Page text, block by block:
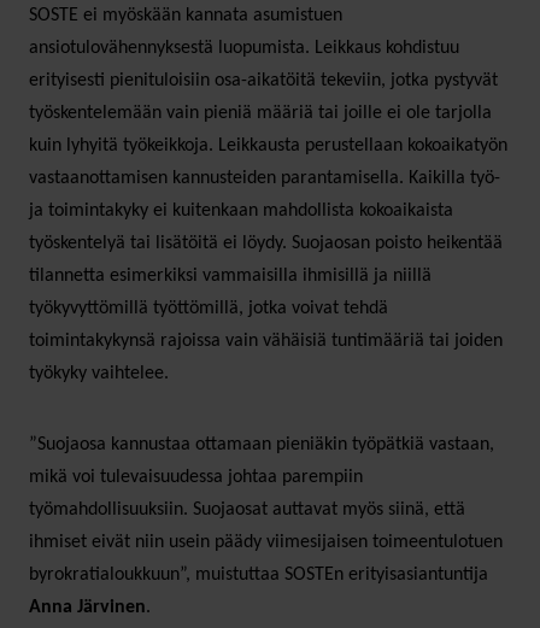
SOSTE ei myöskään kannata asumistuen
ansiotulovähennyksestä luopumista. Leikkaus kohdistuu
erityisesti pienituloisiin osa-aikatöitä tekeviin, jotka pystyvät
työskentelemään vain pieniä määriä tai joille ei ole tarjolla
kuin lyhyitä työkeikkoja. Leikkausta perustellaan kokoaikatyön
vastaanottamisen kannusteiden parantamisella. Kaikilla työ-
ja toimintakyky ei kuitenkaan mahdollista kokoaikaista
työskentelyä tai lisätöitä ei löydy. Suojaosan poisto heikentää
tilannetta esimerkiksi vammaisilla ihmisillä ja niillä
työkyvyttömillä työttömillä, jotka voivat tehdä
toimintakykynsä rajoissa vain vähäisiä tuntimääriä tai joiden
työkyky vaihtelee.
”Suojaosa kannustaa ottamaan pieniäkin työpätkiä vastaan,
mikä voi tulevaisuudessa johtaa parempiin
työmahdollisuuksiin. Suojaosat auttavat myös siinä, että
ihmiset eivät niin usein päädy viimesijaisen toimeentulotuen
byrokratialoukkuun”, muistuttaa SOSTEn erityisasiantuntija
Anna Järvinen.